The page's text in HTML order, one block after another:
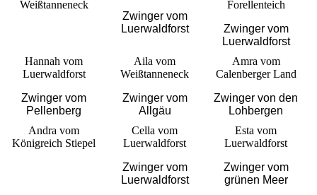
Weißtanneneck
Zwinger vom
Luerwaldforst
Forellenteich
Zwinger vom
Luerwaldforst
Hannah vom
Luerwaldforst
Zwinger vom
Pellenberg
Aila vom
Weißtanneneck
Zwinger vom
Allgäu
Amra vom
Calenberger Land
Zwinger von den
Lohbergen
Andra vom
Königreich Stiepel
Cella vom
Luerwaldforst
Zwinger vom
Luerwaldforst
Esta vom
Luerwaldforst
Zwinger vom
grünen Meer